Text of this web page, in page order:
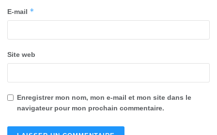
E-mail *
Site web
Enregistrer mon nom, mon e-mail et mon site dans le
navigateur pour mon prochain commentaire.